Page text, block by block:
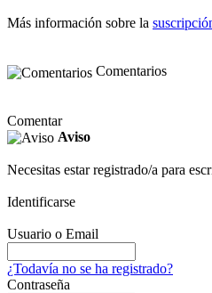
Más información sobre la
Comentarios
Comentar
Aviso
Necesitas estar registrado/a para
Identificarse
Usuario o Email
¿Todavía no se ha registrado?
Contraseña